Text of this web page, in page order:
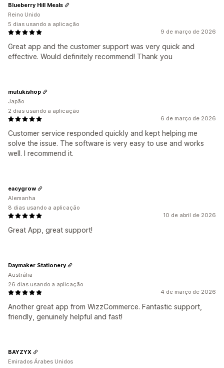
9 de março de 2026
Great app and the customer support was very quick and
effective. Would definitely recommend! Thank you
Blueberry Hill Meals
Reino Unido
5 dias usando a aplicação
6 de março de 2026
Customer service responded quickly and kept helping me
solve the issue. The software is very easy to use and works
well. I recommend it.
mutukishop
Japão
2 dias usando a aplicação
10 de abril de 2026
Great App, great support!
eacygrow
Alemanha
8 dias usando a aplicação
4 de março de 2026
Another great app from WizzCommerce. Fantastic support,
friendly, genuinely helpful and fast!
Daymaker Stationery
Austrália
26 dias usando a aplicação
BAYZYX
Emirados Árabes Unidos